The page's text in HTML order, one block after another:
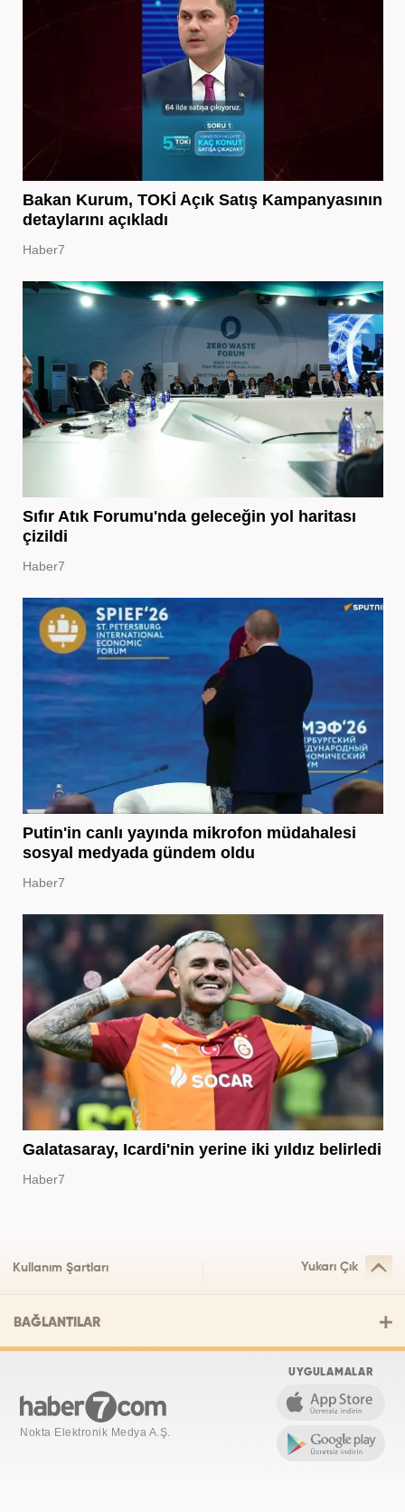
Bakan Kurum, TOKİ Açık Satış Kampanyasının
detaylarını açıkladı
Haber7
Sıfır Atık Forumu'nda geleceğin yol haritası
çizildi
Haber7
Putin'in canlı yayında mikrofon müdahalesi
sosyal medyada gündem oldu
Haber7
Galatasaray, Icardi'nin yerine iki yıldız belirledi
Haber7
Kullanım Şartları Yukarı Çık
BAĞLANTILAR
Nokta Elektronik Medya A.Ş.
UYGULAMALAR